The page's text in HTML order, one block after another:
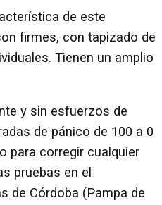
de este
firmes, con tapizado de
Tienen un amplio
y sin esfuerzos de
de pánico de 100 a 0
para corregir cualquier
pruebas en el
de Córdoba (Pampa de